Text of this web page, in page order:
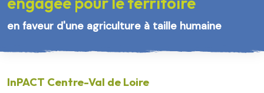
en faveur d'une agriculture à taille humaine
InPACT Centre-Val de Loire